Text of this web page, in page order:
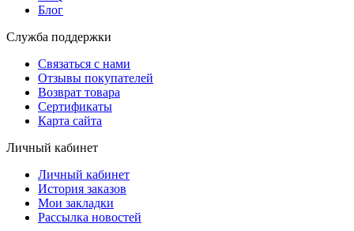
Блог
Служба поддержки
Связаться с нами
Отзывы покупателей
Возврат товара
Сертификаты
Карта сайта
Личный кабинет
Личный кабинет
История заказов
Мои закладки
Рассылка новостей